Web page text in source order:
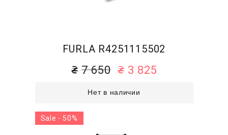
FURLA R4251115502
7 650 3 825
Нет в наличии
Sale - 50%